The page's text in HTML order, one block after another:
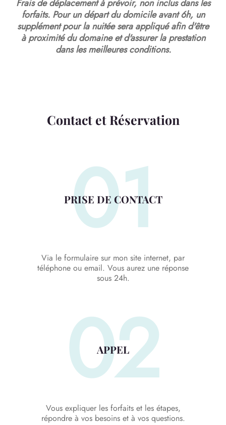
Frais de déplacement à prévoir, non inclus dans les
forfaits. Pour un départ du domicile avant 6h, un
supplément pour la nuitée sera appliqué afin d'être
à proximité du domaine et d'assurer la prestation
dans les meilleures conditions.
Contact et Réservation
01
PRISE DE CONTACT
Via le formulaire sur mon site internet, par
téléphone ou email. Vous aurez une réponse
sous 24h.
02
APPEL
Vous expliquer les forfaits et les étapes,
répondre à vos besoins et à vos questions.